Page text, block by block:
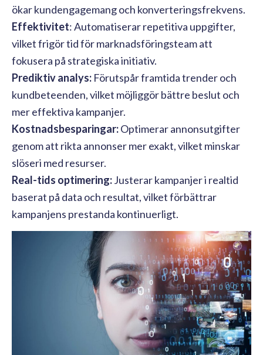
ökar kundengagemang och konverteringsfrekvens.
Effektivitet: Automatiserar repetitiva uppgifter,
vilket frigör tid för marknadsföringsteam att
fokusera på strategiska initiativ.
Prediktiv analys: Förutspår framtida trender och
kundbeteenden, vilket möjliggör bättre beslut och
mer effektiva kampanjer.
Kostnadsbesparingar:Optimerar annonsutgifter
genom att rikta annonser mer exakt, vilket minskar
slöseri med resurser.
Real-tids optimering:Justerar kampanjer i realtid
baserat på data och resultat, vilket förbättrar
kampanjens prestanda kontinuerligt.